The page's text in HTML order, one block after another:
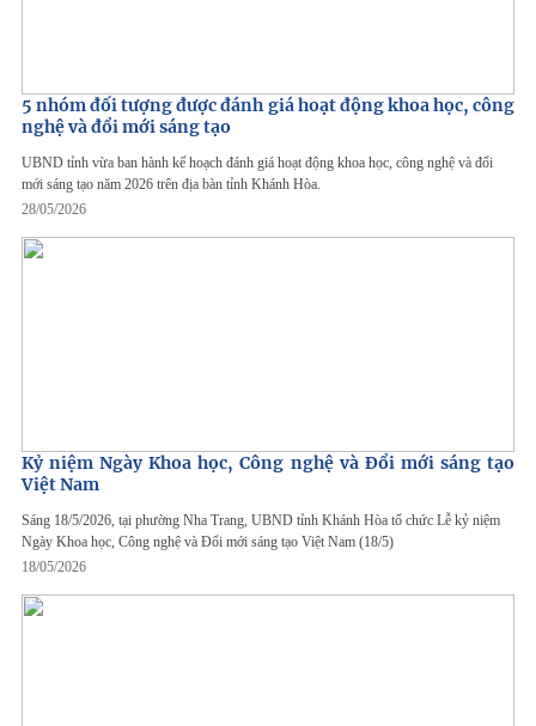
5 nhóm đối tượng được đánh giá hoạt động khoa học, công
nghệ và đổi mới sáng tạo
UBND tỉnh vừa ban hành kế hoạch đánh giá hoạt động khoa học, công nghệ và đổi
mới sáng tạo năm 2026 trên địa bàn tỉnh Khánh Hòa.
28/05/2026
Kỷ niệm Ngày Khoa học, Công nghệ và Đổi mới sáng tạo
Việt Nam
Sáng 18/5/2026, tại phường Nha Trang, UBND tỉnh Khánh Hòa tổ chức Lễ kỷ niệm
Ngày Khoa học, Công nghệ và Đổi mới sáng tạo Việt Nam (18/5)
18/05/2026